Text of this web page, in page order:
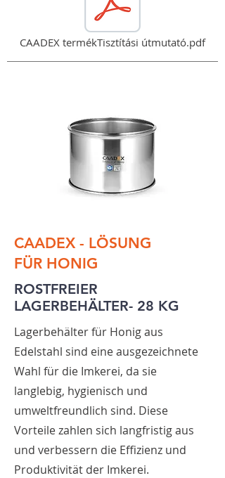
CAADEX termékTisztítási útmutató.pdf
CAADEX - LÖSUNG
FÜR HONIG
ROSTFREIER
LAGERBEHÄLTER- 28 KG
Lagerbehälter für Honig aus
Edelstahl sind eine ausgezeichnete
Wahl für die Imkerei, da sie
langlebig, hygienisch und
umweltfreundlich sind. Diese
Vorteile zahlen sich langfristig aus
und verbessern die Effizienz und
Produktivität der Imkerei.